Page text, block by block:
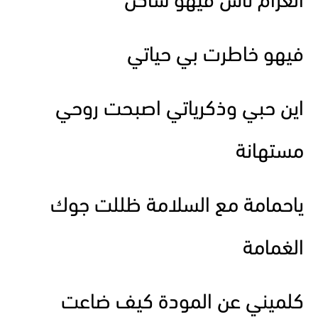
فيهو خاطرت بي حياتي
اين حبي وذكرياتي اصبحت روحي
مستهانة
ياحمامة مع السلامة ظللت جوك
الغمامة
كلميني عن المودة كيف ضاعت